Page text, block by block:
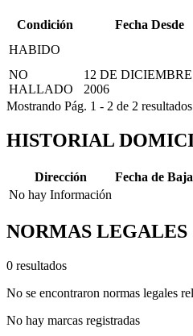
Condición Fecha Desde
HABIDO
NO
HALLADO
12 DE
2006
Mostrando Pág. 1 - 2 de 2 resultados
HISTORIAL
Dirección
Fecha de Baja
No hay Información
NORMAS LEGALES
0 resultados
No se encontraron normas legales
No hay marcas registradas